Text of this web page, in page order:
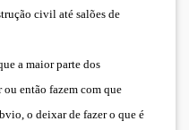
civil até salões de
a maior parte dos
ou então fazem com que
o deixar de fazer o que é